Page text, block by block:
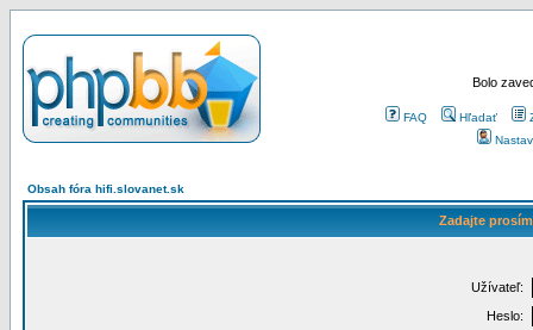
Bolo
FAQ Hľadať
Obsah fóra hifi.slovanet.sk
Zadajte
Užívateľ:
Heslo: